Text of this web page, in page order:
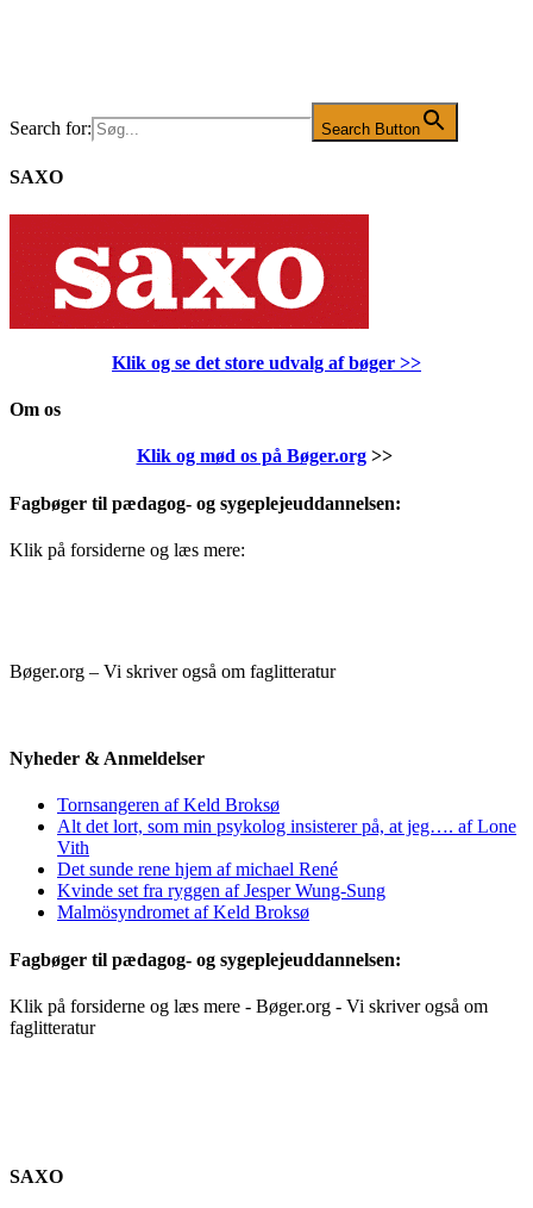
Search for: Search Button
SAXO
Klik og se det store udvalg af bøger >>
Om os
Klik og mød os på Bøger.org>>
Fagbøger til pædagog- og sygeplejeuddannelsen:
Klik på forsiderne og læs mere:
Bøger.org – Vi skriver også om faglitteratur
Nyheder & Anmeldelser
Tornsangeren af Keld Broksø
Alt det lort, som min psykolog insisterer på, at jeg…. af Lone
Vith
Det sunde rene hjem af michael René
Kvinde set fra ryggen af Jesper Wung-Sung
Malmösyndromet af Keld Broksø
Fagbøger til pædagog- og sygeplejeuddannelsen:
Klik på forsiderne og læs mere - Bøger.org - Vi skriver også om
faglitteratur
SAXO